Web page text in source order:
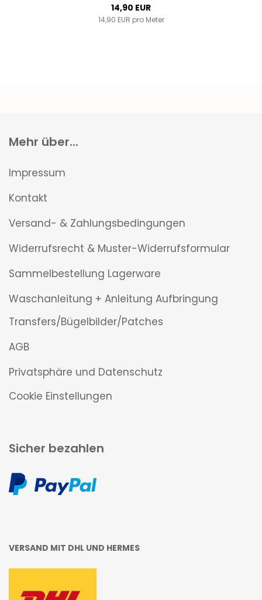
14,90 EUR
14,90 EUR pro Meter
Mehr über...
Impressum
Kontakt
Versand- & Zahlungsbedingungen
Widerrufsrecht & Muster-Widerrufsformular
Sammelbestellung Lagerware
Waschanleitung + Anleitung Aufbringung
Transfers/Bügelbilder/Patches
AGB
Privatsphäre und Datenschutz
Cookie Einstellungen
Sicher bezahlen
VERSAND MIT DHL UND HERMES